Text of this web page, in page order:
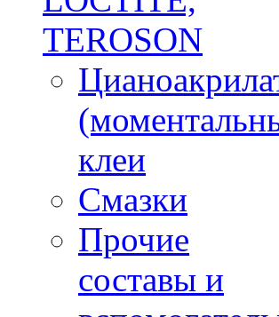
TEROSON
клеи
Смазки
Прочие
составы и